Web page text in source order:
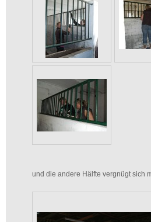
und die andere Hälfte vergnügt sich